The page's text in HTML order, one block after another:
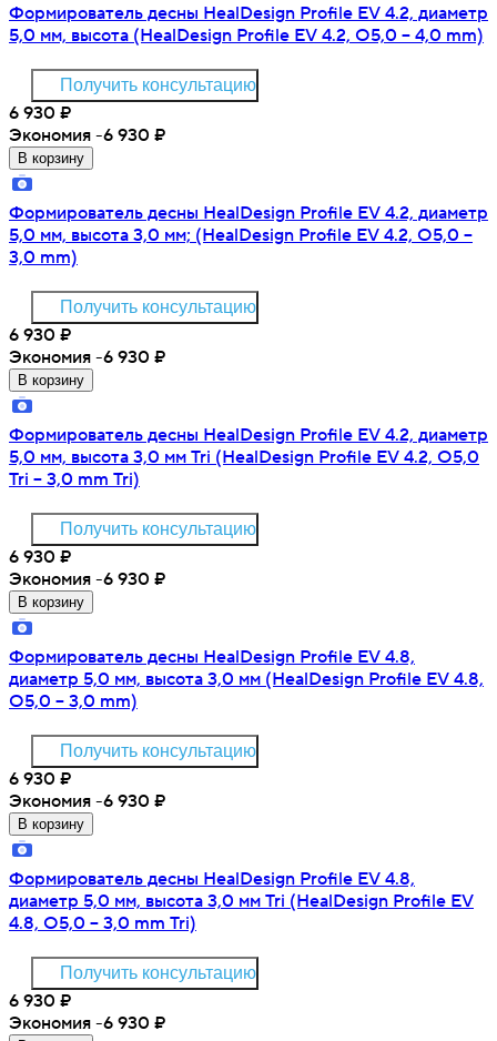
Формирователь десны HealDesign Profile EV 4.2, диаметр
5,0 мм, высота (HealDesign Profile EV 4.2, O5,0 – 4,0 mm)
Получить консультацию
6 930 ₽
Экономия -6 930 ₽
В корзину
Формирователь десны HealDesign Profile EV 4.2, диаметр
5,0 мм, высота 3,0 мм; (HealDesign Profile EV 4.2, O5,0 –
3,0 mm)
Получить консультацию
6 930 ₽
Экономия -6 930 ₽
В корзину
Формирователь десны HealDesign Profile EV 4.2, диаметр
5,0 мм, высота 3,0 мм Tri (HealDesign Profile EV 4.2, O5,0
Tri – 3,0 mm Tri)
Получить консультацию
6 930 ₽
Экономия -6 930 ₽
В корзину
Формирователь десны HealDesign Profile EV 4.8,
диаметр 5,0 мм, высота 3,0 мм (HealDesign Profile EV 4.8,
O5,0 – 3,0 mm)
Получить консультацию
6 930 ₽
Экономия -6 930 ₽
В корзину
Формирователь десны HealDesign Profile EV 4.8,
диаметр 5,0 мм, высота 3,0 мм Tri (HealDesign Profile EV
4.8, O5,0 – 3,0 mm Tri)
Получить консультацию
6 930 ₽
Экономия -6 930 ₽